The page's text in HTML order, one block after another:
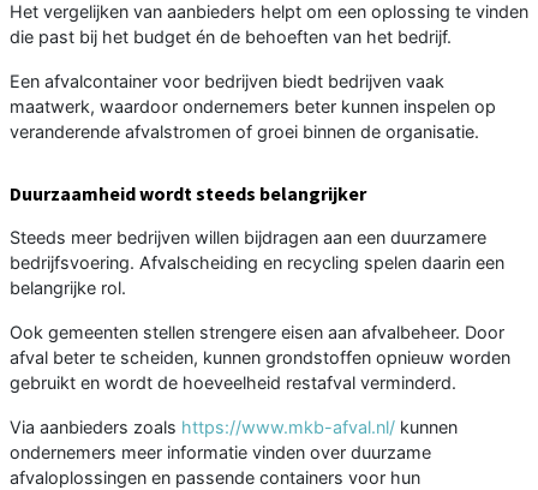
Het vergelijken van aanbieders helpt om een oplossing te vinden
die past bij het budget én de behoeften van het bedrijf.
Een afvalcontainer voor bedrijven biedt bedrijven vaak
maatwerk, waardoor ondernemers beter kunnen inspelen op
veranderende afvalstromen of groei binnen de organisatie.
Duurzaamheid wordt steeds belangrijker
Steeds meer bedrijven willen bijdragen aan een duurzamere
bedrijfsvoering. Afvalscheiding en recycling spelen daarin een
belangrijke rol.
Ook gemeenten stellen strengere eisen aan afvalbeheer. Door
afval beter te scheiden, kunnen grondstoffen opnieuw worden
gebruikt en wordt de hoeveelheid restafval verminderd.
Via aanbieders zoals https://www.mkb-afval.nl/ kunnen
ondernemers meer informatie vinden over duurzame
afvaloplossingen en passende containers voor hun